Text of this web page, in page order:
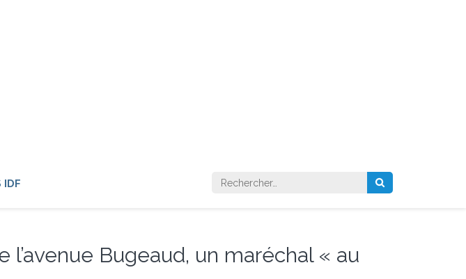
IDF Rechercher :
l’avenue Bugeaud, un maréchal « au